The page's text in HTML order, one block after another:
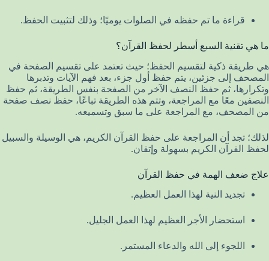
قراءة ما تم حفظه في الصلوات يوميًا؛ وذلك لتثبيت الحفظ.
ما هي تقنية السبع أسطر لحفظ القرآن؟
هي طريقة ذكية لتقسيم الحفظ؛ حيث تعتمد على تقسيم الصفحة في
المصحف إلى جزئين، يتم حفظ أول جزء، بعد فهم الآيات وتدبرها
وتكرارها، ثم حفظ النصف الآخر من الصفحة بنفس الطريقة، ثم حفظ
النصفين معًا مع المراجعة، وتتم هذه الطريقة تباعًا، حفظ نصف صفحة
من المصحف، مع المراجعة على ما سبق وتسميعه.
لذلك؛ تجد أن المراجعة على حفظ القرآن الكريم، هي الوسيلة والسبيل
لحفظ القرآن الكريم بسهولة وإتقان.
علاج ضعف الهمة في حفظ القرآن
تجديد النية لهذا العمل العظيم.
استحضار الأجر العظيم لهذا العمل الجليل.
اللجوء إلى الله والدعاء المستمر.